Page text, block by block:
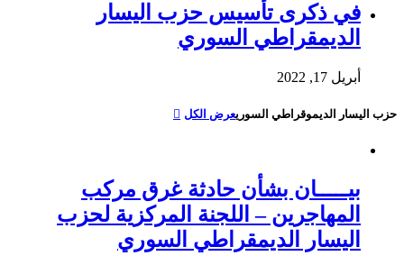
في ذكرى تأسيس حزب اليسار
الديمقراطي السوري
أبريل 17, 2022
حزب اليسار الديموقراطي السوريعرض الكل
بيـــــان بشأن حادثة غرق مركب
المهاجرين – اللجنة المركزية لحزب
اليسار الديمقراطي السوري